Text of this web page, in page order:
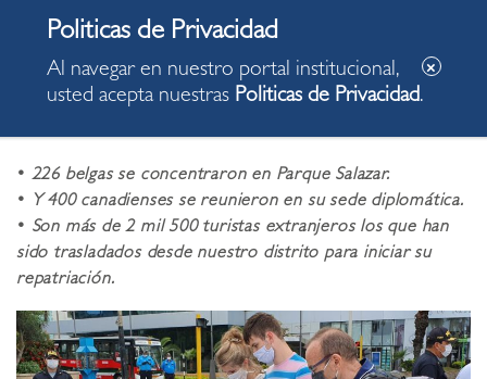
Municipalidad de
Miraflores
• 226 belgas se concentraron en Parque Salazar.
•
Y 400 canadienses se reunieron en su sede diplomática.
• Son más de 2 mil 500 turistas extranjeros los que han
sido trasladados desde nuestro distrito para iniciar su
repatriación.
Al navegar en nuestro portal institucional,
usted acepta nuestras Politicas de Privacidad.